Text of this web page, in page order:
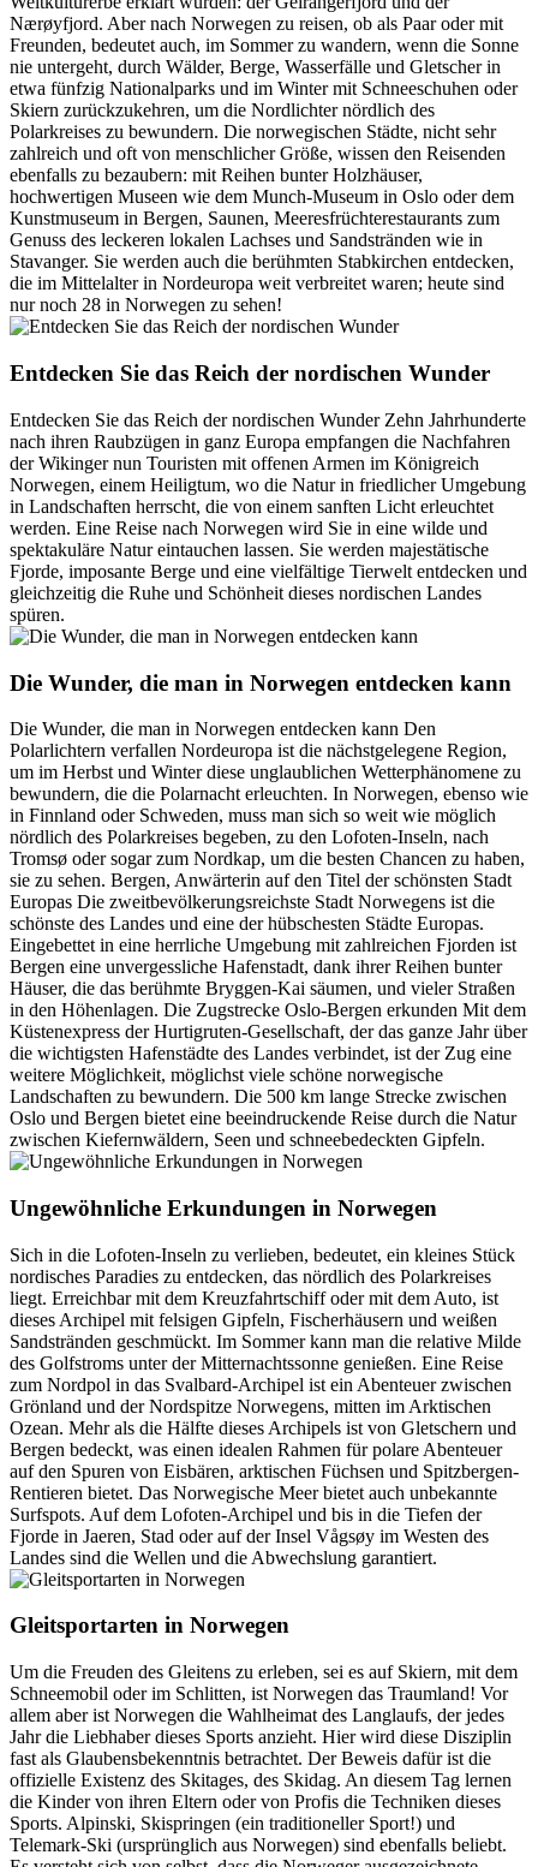
Nærøyfjord. Aber nach Norwegen zu reisen, ob als Paar oder mit
Freunden, bedeutet auch, im Sommer zu wandern, wenn die Sonne
nie untergeht, durch Wälder, Berge, Wasserfälle und Gletscher in
etwa fünfzig Nationalparks und im Winter mit Schneeschuhen oder
Skiern zurückzukehren, um die Nordlichter nördlich des
Polarkreises zu bewundern. Die norwegischen Städte, nicht sehr
zahlreich und oft von menschlicher Größe, wissen den Reisenden
ebenfalls zu bezaubern: mit Reihen bunter Holzhäuser,
hochwertigen Museen wie dem Munch-Museum in Oslo oder dem
Kunstmuseum in Bergen, Saunen, Meeresfrüchterestaurants zum
Genuss des leckeren lokalen Lachses und Sandstränden wie in
Stavanger. Sie werden auch die berühmten Stabkirchen entdecken,
die im Mittelalter in Nordeuropa weit verbreitet waren; heute sind
nur noch 28 in Norwegen zu sehen!
Entdecken Sie das Reich der nordischen Wunder
Entdecken Sie das Reich der nordischen Wunder Zehn Jahrhunderte
nach ihren Raubzügen in ganz Europa empfangen die Nachfahren
der Wikinger nun Touristen mit offenen Armen im Königreich
Norwegen, einem Heiligtum, wo die Natur in friedlicher Umgebung
in Landschaften herrscht, die von einem sanften Licht erleuchtet
werden. Eine Reise nach Norwegen wird Sie in eine wilde und
spektakuläre Natur eintauchen lassen. Sie werden majestätische
Fjorde, imposante Berge und eine vielfältige Tierwelt entdecken und
gleichzeitig die Ruhe und Schönheit dieses nordischen Landes
spüren.
Die Wunder, die man in Norwegen entdecken kann
Die Wunder, die man in Norwegen entdecken kann Den
Polarlichtern verfallen Nordeuropa ist die nächstgelegene Region,
um im Herbst und Winter diese unglaublichen Wetterphänomene zu
bewundern, die die Polarnacht erleuchten. In Norwegen, ebenso wie
in Finnland oder Schweden, muss man sich so weit wie möglich
nördlich des Polarkreises begeben, zu den Lofoten-Inseln, nach
Tromsø oder sogar zum Nordkap, um die besten Chancen zu haben,
sie zu sehen. Bergen, Anwärterin auf den Titel der schönsten Stadt
Europas Die zweitbevölkerungsreichste Stadt Norwegens ist die
schönste des Landes und eine der hübschesten Städte Europas.
Eingebettet in eine herrliche Umgebung mit zahlreichen Fjorden ist
Bergen eine unvergessliche Hafenstadt, dank ihrer Reihen bunter
Häuser, die das berühmte Bryggen-Kai säumen, und vieler Straßen
in den Höhenlagen. Die Zugstrecke Oslo-Bergen erkunden Mit dem
Küstenexpress der Hurtigruten-Gesellschaft, der das ganze Jahr über
die wichtigsten Hafenstädte des Landes verbindet, ist der Zug eine
weitere Möglichkeit, möglichst viele schöne norwegische
Landschaften zu bewundern. Die 500 km lange Strecke zwischen
Oslo und Bergen bietet eine beeindruckende Reise durch die Natur
zwischen Kiefernwäldern, Seen und schneebedeckten Gipfeln.
Ungewöhnliche Erkundungen in Norwegen
Sich in die Lofoten-Inseln zu verlieben, bedeutet, ein kleines Stück
nordisches Paradies zu entdecken, das nördlich des Polarkreises
liegt. Erreichbar mit dem Kreuzfahrtschiff oder mit dem Auto, ist
dieses Archipel mit felsigen Gipfeln, Fischerhäusern und weißen
Sandstränden geschmückt. Im Sommer kann man die relative Milde
des Golfstroms unter der Mitternachtssonne genießen. Eine Reise
zum Nordpol in das Svalbard-Archipel ist ein Abenteuer zwischen
Grönland und der Nordspitze Norwegens, mitten im Arktischen
Ozean. Mehr als die Hälfte dieses Archipels ist von Gletschern und
Bergen bedeckt, was einen idealen Rahmen für polare Abenteuer
auf den Spuren von Eisbären, arktischen Füchsen und Spitzbergen-
Rentieren bietet. Das Norwegische Meer bietet auch unbekannte
Surfspots. Auf dem Lofoten-Archipel und bis in die Tiefen der
Fjorde in Jaeren, Stad oder auf der Insel Vågsøy im Westen des
Landes sind die Wellen und die Abwechslung garantiert.
Gleitsportarten in Norwegen
Um die Freuden des Gleitens zu erleben, sei es auf Skiern, mit dem
Schneemobil oder im Schlitten, ist Norwegen das Traumland! Vor
allem aber ist Norwegen die Wahlheimat des Langlaufs, der jedes
Jahr die Liebhaber dieses Sports anzieht. Hier wird diese Disziplin
fast als Glaubensbekenntnis betrachtet. Der Beweis dafür ist die
offizielle Existenz des Skitages, des Skidag. An diesem Tag lernen
die Kinder von ihren Eltern oder von Profis die Techniken dieses
Sports. Alpinski, Skispringen (ein traditioneller Sport!) und
Telemark-Ski (ursprünglich aus Norwegen) sind ebenfalls beliebt.